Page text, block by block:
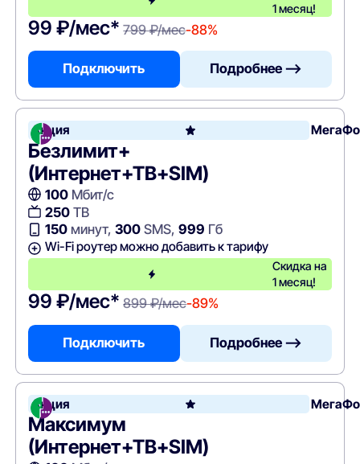
1 месяц!
99 ₽/мес* 799 ₽/мес-88%
Подключить Подробнее —>
Акция
Безлимит+
(Интернет+ТВ+SIM)
100Мбит/с
250ТВ
150минут, 300SMS, 999 Гб
Wi-Fi роутер можно добавить к тарифу
Скидка на
1 месяц!
99 ₽/мес* 899 ₽/мес-89%
Подключить Подробнее —>
Акция
Максимум
(Интернет+ТВ+SIM)